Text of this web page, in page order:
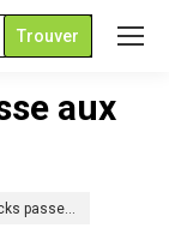
aux
passe…